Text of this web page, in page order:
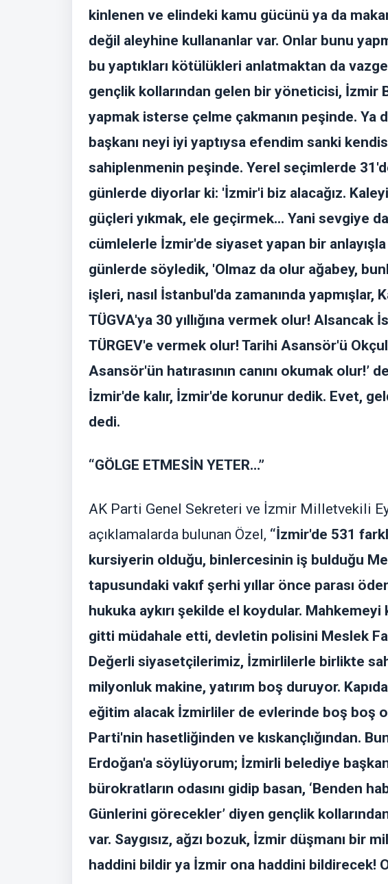
kinlenen ve elindeki kamu gücünü ya da
değil aleyhine kullananlar var. Onlar bunu
bu yaptıkları kötülükleri anlatmaktan da
gençlik kollarından gelen bir yöneticisi, İzmir
yapmak isterse çelme çakmanın peşinde. Ya
başkanı neyi iyi yaptıysa efendim sanki
sahiplenmenin peşinde. Yerel seçimlerde
günlerde diyorlar ki: 'İzmir'i biz alacağız.
güçleri yıkmak, ele geçirmek... Yani sevgiye
cümlelerle İzmir'de siyaset yapan bir anlayışla
günlerde söyledik, 'Olmaz da olur ağabey,
işleri, nasıl İstanbul'da zamanında yapmışlar,
TÜGVA'ya 30 yıllığına vermek olur! Alsancak
TÜRGEV'e vermek olur! Tarihi Asansör'ü
Asansör'ün hatırasının canını okumak olur!’
İzmir'de kalır, İzmir'de korunur dedik. Evet,
dedi.
“GÖLGE ETMESİN YETER…”
AK Parti Genel Sekreteri ve İzmir Milletvekili
açıklamalarda bulunan Özel, “İzmir'de 531
kursiyerin olduğu, binlercesinin iş bulduğu
tapusundaki vakıf şerhi yıllar önce parası
hukuka aykırı şekilde el koydular.
gitti müdahale etti, devletin polisini Meslek
Değerli siyasetçilerimiz, İzmirlilerle birlikte
milyonluk makine, yatırım boş duruyor.
eğitim alacak İzmirliler de evlerinde boş boş
Parti'nin hasetliğinden ve kıskançlığından.
Erdoğan'a söylüyorum; İzmirli belediye
bürokratların odasını gidip basan, ‘Benden
Günlerini görecekler’ diyen gençlik
var. Saygısız, ağzı bozuk, İzmir düşmanı bir
haddini bildir ya İzmir ona haddini bildirecek!